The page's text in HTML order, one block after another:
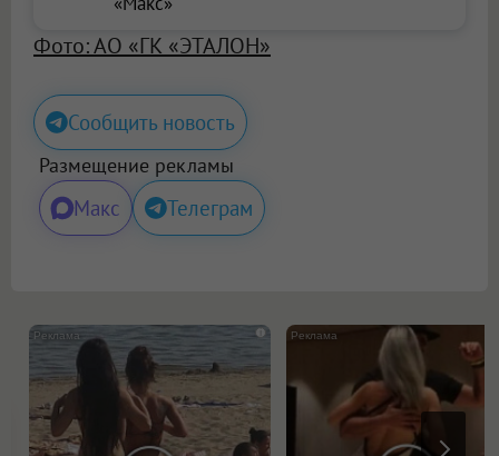
Фото: АО «ГК «ЭТАЛОН»
Сообщить новость
Размещение рекламы
Макс Телеграм
i